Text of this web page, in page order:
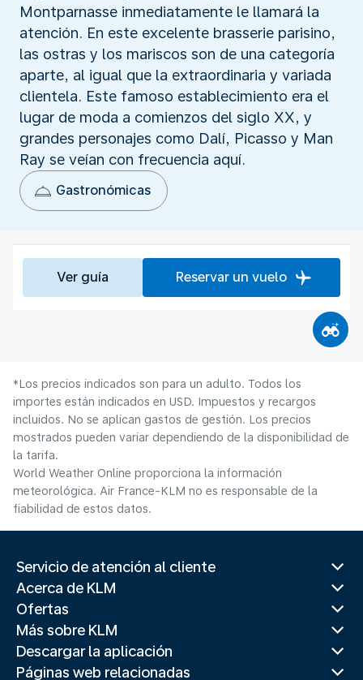
Montparnasse inmediatamente le llamará la
atención. En este excelente brasserie parisino,
las ostras y los mariscos son de una categoría
aparte, al igual que la extraordinaria y variada
clientela. Este famoso establecimiento era el
lugar de moda a comienzos del siglo XX, y
grandes personajes como Dalí, Picasso y Man
Ray se veían con frecuencia aquí.
Gastronómicas
Ver guía Reservar un vuelo
*Los precios indicados son para un adulto. Todos los
importes están indicados en USD. Impuestos y recargos
incluidos. No se aplican gastos de gestión. Los precios
mostrados pueden variar dependiendo de la disponibilidad de
la tarifa.
World Weather Online proporciona la información
meteorológica. Air France-KLM no es responsable de la
fiabilidad de estos datos.
Servicio de atención al cliente
Acerca de KLM
Ofertas
Más sobre KLM
Descargar la aplicación
Páginas web relacionadas